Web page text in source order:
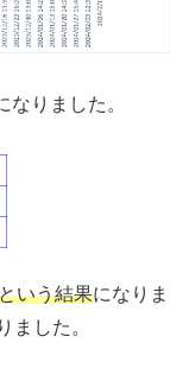
りました。
いう結果になりま
ました。